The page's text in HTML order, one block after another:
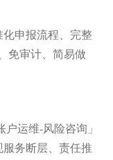
申报流程、完整
免审计、简易做
运维-风险咨询」
务断层、责任推